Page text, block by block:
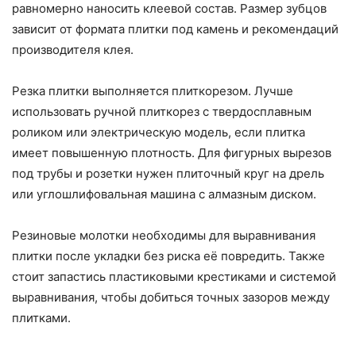
равномерно наносить клеевой состав. Размер зубцов
зависит от формата плитки под камень и рекомендаций
производителя клея.
Резка плитки выполняется плиткорезом. Лучше
использовать ручной плиткорез с твердосплавным
роликом или электрическую модель, если плитка
имеет повышенную плотность. Для фигурных вырезов
под трубы и розетки нужен плиточный круг на дрель
или углошлифовальная машина с алмазным диском.
Резиновые молотки необходимы для выравнивания
плитки после укладки без риска её повредить. Также
стоит запастись пластиковыми крестиками и системой
выравнивания, чтобы добиться точных зазоров между
плитками.